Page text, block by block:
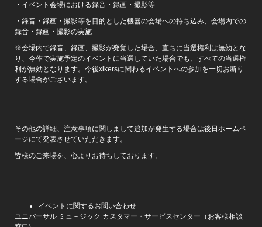
・イベント会場における録音・録画・撮影等
・録音・録画・撮影等を目的とした機器の会場への持ち込み、会場内での
録音・録画・撮影の実施
※会場内で録音、録画、撮影が発覚した場合、直ちに当選権利は無効とな
り、今作で実施予定のイベントに当選していた場合でも、すべての当選権
利が無効となります。今後xikersに関わるイベントへの参加を一切お断り
する場合がございます。
その他の詳細、注意事項に関しまして追加が発生する場合は後日ホームペ
ージにて発表させていただきます。
皆様のご来場を、心よりお待ちしております。
イベントに関するお問い合わせ
ユニバーサル ミュ－ジック カスタマー・サービスセンター（お客様相談